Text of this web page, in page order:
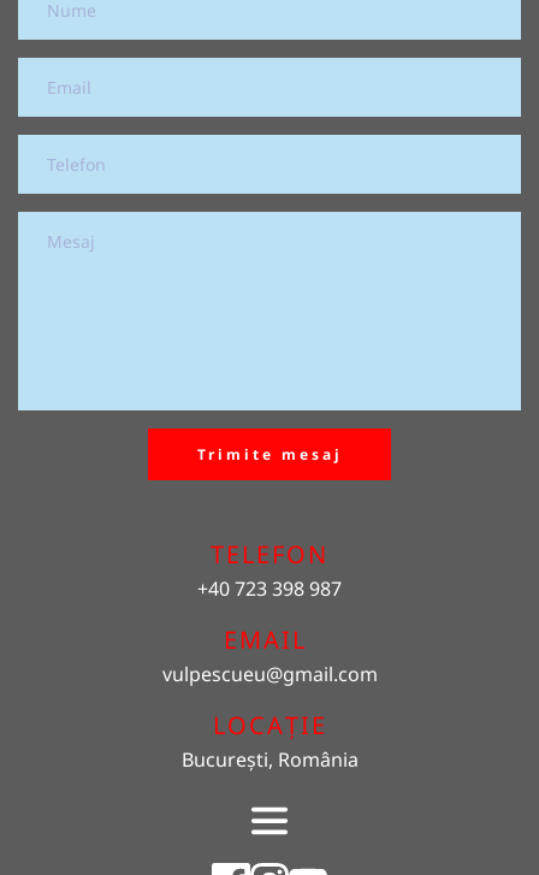
Trimite mesaj
TELEFON
+40 723 398 987
EMAIL
vulpescueu@gmail.com
LOCAȚIE
București, România